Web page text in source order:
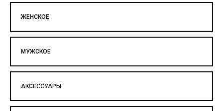
ЖЕНСКОЕ
МУЖСКОЕ
АКСЕССУАРЫ